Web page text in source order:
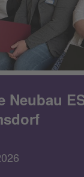
Neubau